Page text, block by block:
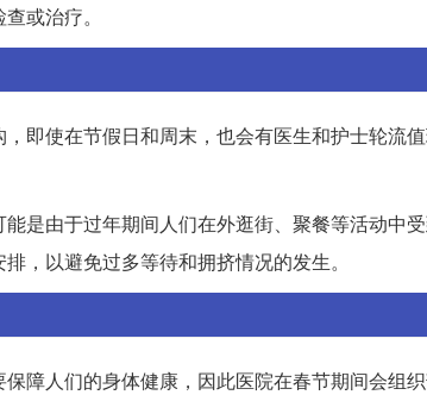
或治疗。
即使在节假日和周末，也会有医生和护士轮流
是由于过年期间人们在外逛街、聚餐等活动中
，以避免过多等待和拥挤情况的发生。
障人们的身体健康，因此医院在春节期间会组